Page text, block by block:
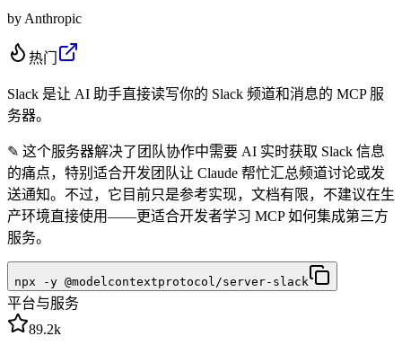
by Anthropic
热门
Slack 是让 AI 助手直接读写你的 Slack 频道和消息的 MCP 服
务器。
✎ 这个服务器解决了团队协作中需要 AI 实时获取 Slack 信息
的痛点，特别适合开发团队让 Claude 帮忙汇总频道讨论或发
送通知。不过，它目前只是参考实现，文档有限，不建议在生
产环境直接使用——更适合开发者学习 MCP 如何集成第三方
服务。
npx -y @modelcontextprotocol/server-slack
平台与服务
89.2k